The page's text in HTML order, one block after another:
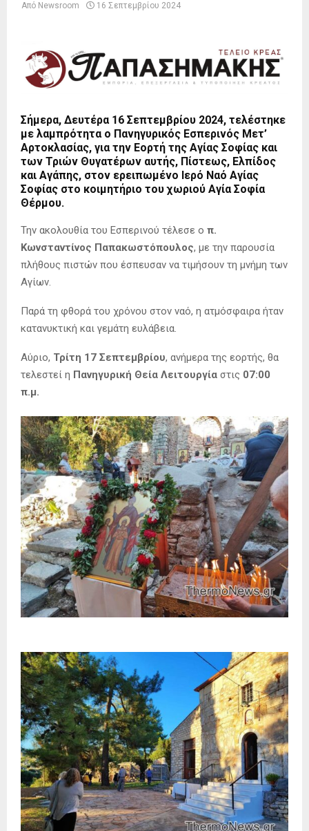
Από Newsroom 16 Σεπτεμβρίου 2024
Σήμερα, Δευτέρα 16 Σεπτεμβρίου 2024, τελέστηκε
με λαμπρότητα ο Πανηγυρικός Εσπερινός Μετ’
Αρτοκλασίας, για την Εορτή της Αγίας Σοφίας και
των Τριών Θυγατέρων αυτής, Πίστεως, Ελπίδος
και Αγάπης, στον ερειπωμένο Ιερό Ναό Αγίας
Σοφίας στο κοιμητήριο του χωριού Αγία Σοφία
Θέρμου.
Την ακολουθία του Εσπερινού τέλεσε ο π.
Κωνσταντίνος Παπακωστόπουλος, με την παρουσία
πλήθους πιστών που έσπευσαν να τιμήσουν τη μνήμη των
Αγίων.
Παρά τη φθορά του χρόνου στον ναό, η ατμόσφαιρα ήταν
κατανυκτική και γεμάτη ευλάβεια.
Αύριο, Τρίτη 17 Σεπτεμβρίου, ανήμερα της εορτής, θα
τελεστεί η Πανηγυρική Θεία Λειτουργία στις 07:00
π.μ.